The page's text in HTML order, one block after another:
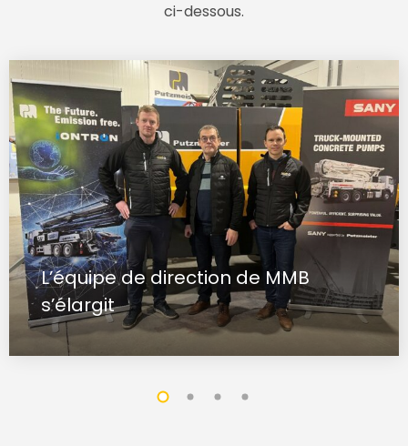
ci-dessous.
L’équipe de direction de MMB
s’élargit